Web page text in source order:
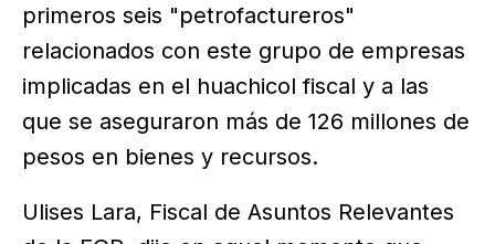
primeros seis "petrofactureros"
relacionados con este grupo de empresas
implicadas en el huachicol fiscal y a las
que se aseguraron más de 126 millones de
pesos en bienes y recursos.
Ulises Lara, Fiscal de Asuntos Relevantes